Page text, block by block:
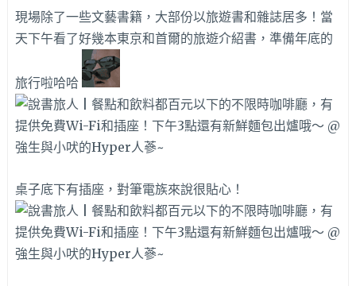
現場除了一些文藝書籍，大部份以旅遊書和雜誌居多！當
天下午看了好幾本東京和首爾的旅遊介紹書，準備年底的
旅行啦哈哈
桌子底下有插座，對筆電族來說很貼心！